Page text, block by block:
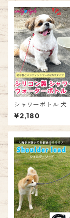
シャワーボトル 犬
ボトル ハンディシ
ボトル ペット ウォ
ーボトル 猫 水飲
携帯給水器 携帯用
小型犬 中型犬 大
ア エミリースタ
le
¥2,180